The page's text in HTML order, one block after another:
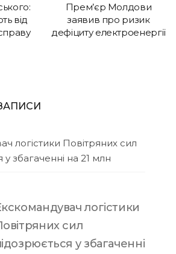
від
Прем’єр Молдови
заявив про ризик
дефіциту електроенергії
логістики Повітряних сил
у збагаченні на 21 млн
логістики
сил
у збагаченні